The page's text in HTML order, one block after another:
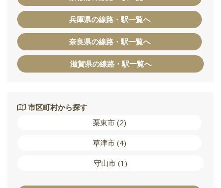
兵庫県の線路・駅一覧へ
奈良県の線路・駅一覧へ
滋賀県の線路・駅一覧へ
市区町村から探す
栗東市 (2)
草津市 (4)
守山市 (1)